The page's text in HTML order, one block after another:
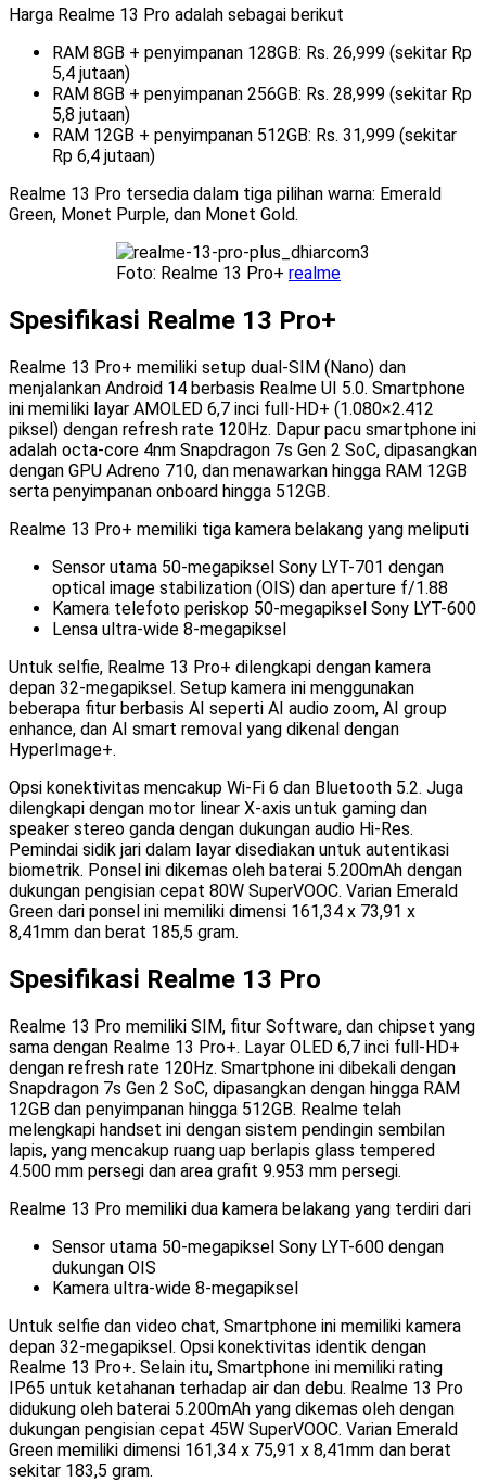
Harga Realme 13 Pro adalah sebagai berikut
RAM 8GB + penyimpanan 128GB: Rs. 26,999 (sekitar Rp
5,4 jutaan)
RAM 8GB + penyimpanan 256GB: Rs. 28,999 (sekitar Rp
5,8 jutaan)
RAM 12GB + penyimpanan 512GB: Rs. 31,999 (sekitar
Rp 6,4 jutaan)
Realme 13 Pro tersedia dalam tiga pilihan warna: Emerald
Green, Monet Purple, dan Monet Gold.
Foto: Realme 13 Pro+ realme
Spesifikasi Realme 13 Pro+
Realme 13 Pro+ memiliki setup dual-SIM (Nano) dan
menjalankan Android 14 berbasis Realme UI 5.0. Smartphone
ini memiliki layar AMOLED 6,7 inci full-HD+ (1.080×2.412
piksel) dengan refresh rate 120Hz. Dapur pacu smartphone ini
adalah octa-core 4nm Snapdragon 7s Gen 2 SoC, dipasangkan
dengan GPU Adreno 710, dan menawarkan hingga RAM 12GB
serta penyimpanan onboard hingga 512GB.
Realme 13 Pro+ memiliki tiga kamera belakang yang meliputi
Sensor utama 50-megapiksel Sony LYT-701 dengan
optical image stabilization (OIS) dan aperture f/1.88
Kamera telefoto periskop 50-megapiksel Sony LYT-600
Lensa ultra-wide 8-megapiksel
Untuk selfie, Realme 13 Pro+ dilengkapi dengan kamera
depan 32-megapiksel. Setup kamera ini menggunakan
beberapa fitur berbasis AI seperti AI audio zoom, AI group
enhance, dan AI smart removal yang dikenal dengan
HyperImage+.
Opsi konektivitas mencakup Wi-Fi 6 dan Bluetooth 5.2. Juga
dilengkapi dengan motor linear X-axis untuk gaming dan
speaker stereo ganda dengan dukungan audio Hi-Res.
Pemindai sidik jari dalam layar disediakan untuk autentikasi
biometrik. Ponsel ini dikemas oleh baterai 5.200mAh dengan
dukungan pengisian cepat 80W SuperVOOC. Varian Emerald
Green dari ponsel ini memiliki dimensi 161,34 x 73,91 x
8,41mm dan berat 185,5 gram.
Spesifikasi Realme 13 Pro
Realme 13 Pro memiliki SIM, fitur Software, dan chipset yang
sama dengan Realme 13 Pro+. Layar OLED 6,7 inci full-HD+
dengan refresh rate 120Hz. Smartphone ini dibekali dengan
Snapdragon 7s Gen 2 SoC, dipasangkan dengan hingga RAM
12GB dan penyimpanan hingga 512GB. Realme telah
melengkapi handset ini dengan sistem pendingin sembilan
lapis, yang mencakup ruang uap berlapis glass tempered
4.500 mm persegi dan area grafit 9.953 mm persegi.
Realme 13 Pro memiliki dua kamera belakang yang terdiri dari
Sensor utama 50-megapiksel Sony LYT-600 dengan
dukungan OIS
Kamera ultra-wide 8-megapiksel
Untuk selfie dan video chat, Smartphone ini memiliki kamera
depan 32-megapiksel. Opsi konektivitas identik dengan
Realme 13 Pro+. Selain itu, Smartphone ini memiliki rating
IP65 untuk ketahanan terhadap air dan debu. Realme 13 Pro
didukung oleh baterai 5.200mAh yang dikemas oleh dengan
dukungan pengisian cepat 45W SuperVOOC. Varian Emerald
Green memiliki dimensi 161,34 x 75,91 x 8,41mm dan berat
sekitar 183,5 gram.